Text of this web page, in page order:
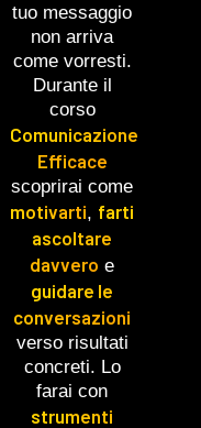
tuo messaggio
non arriva
come vorresti.
Durante il
corso
Comunicazione
Efficace
scoprirai come
motivarti, farti
ascoltare
davvero e
guidare le
conversazioni
verso risultati
concreti. Lo
farai con
strumenti